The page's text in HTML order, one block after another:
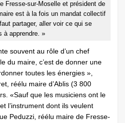
Fresse-sur-Moselle et président de
est à la fois un mandat collectif
partager, aller voir ce qui se
à apprendre. »
souvent au rôle d’un chef
du maire, c’est de donner une
toutes les énergies »,
réélu maire d’Ablis (3 800
«Sauf que les musiciens ont le
l’instrument dont ils veulent
Peduzzi, réélu maire de Fresse-